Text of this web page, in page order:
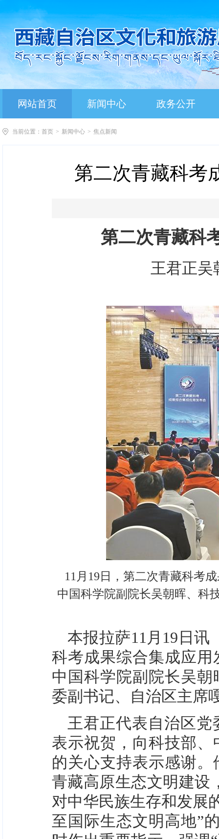
网站首页 新闻中心 政务公开
当前位置： 首页 > 新闻中心 > 焦点新闻
第二次青藏科考
第二次青藏科
王君正吴
11月19日，第二次青藏科考
中国科学院副院长吴朝晖、科
本报拉萨11月19日讯
科考成果综合集成应
中国科学院副院长吴
委副书记、自治区主席
王君正代表自治区
表示祝贺，向科技部
的关心支持表示感谢
青藏高原生态文明建设
对中华民族生存和发展
至国际生态文明高地”